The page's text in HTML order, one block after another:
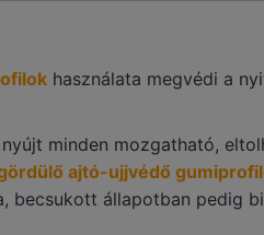
használata megvédi a
minden mozgatható,
ajtó-ujjvédő
becsukott állapotban pedig